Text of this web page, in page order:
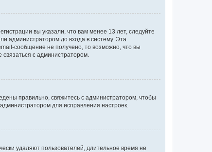
вы указали, что вам менее 13 лет, следуйте
администратором до входа в систему. Эта
сообщение не получено, то возможно, что вы
с администратором.
правильно, свяжитесь с администратором, чтобы
для исправления настроек.
удаляют пользователей, длительное время не